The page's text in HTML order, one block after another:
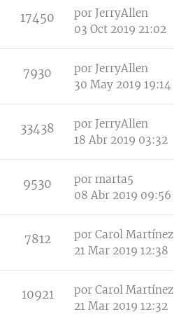
17450 por JerryAllen
03 Oct 2019 21:02
7930 por JerryAllen
30 May 2019 19:14
33438 por JerryAllen
18 Abr 2019 03:32
9530 por marta5
08 Abr 2019 09:56
7812 por Carol Martínez
21 Mar 2019 12:38
10921 por Carol Martínez
21 Mar 2019 12:32